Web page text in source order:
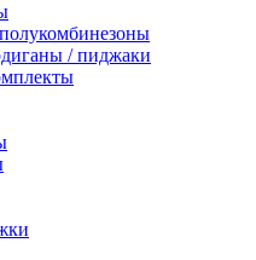
/ пиджаки